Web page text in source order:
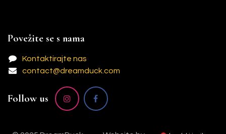
Povežite se s nama
Kontaktirajte nas
contact@dreamduck.com
Follow us